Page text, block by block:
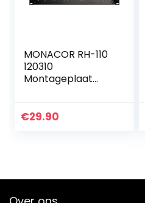
MONACOR RH-110
120310
Montageplaat
€29.90